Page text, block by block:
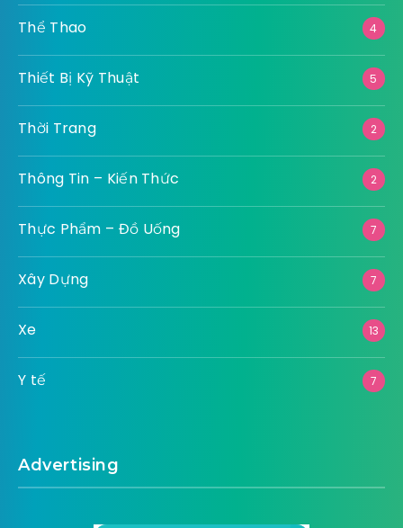
Thể Thao 4
Thiết Bị Kỹ Thuật 5
Thời Trang 2
Thông Tin – Kiến Thức 2
Thực Phẩm – Đồ Uống 7
Xây Dựng 7
Xe 13
Y tế 7
Advertising